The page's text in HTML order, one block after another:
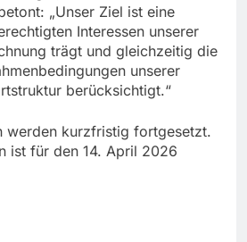
„Unser Ziel ist eine
Interessen unserer
trägt und gleichzeitig die
unserer
berücksichtigt.“
werden kurzfristig fortgesetzt.
ist für den 14. April 2026